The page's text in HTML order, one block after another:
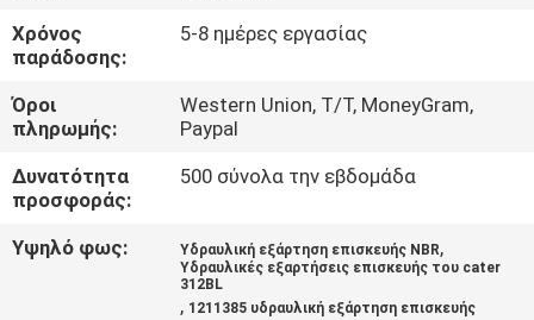
ΜΑΣ
ΕΛΆΤΕ
ΣΕ
ΕΠΑΦΉ
ΜΕ
Χρόνος
παράδοσης:
5-8 ημέρες εργασίας
Όροι
πληρωμής:
Western Union, T/T, MoneyGram,
Paypal
Δυνατότητα
προσφοράς:
500 σύνολα την εβδομάδα
Υψηλό φως: Υδραυλική εξάρτηση επισκευής NBR,
Υδραυλικές εξαρτήσεις επισκευής του cater
312BL
, 1211385 υδραυλική εξάρτηση επισκευής